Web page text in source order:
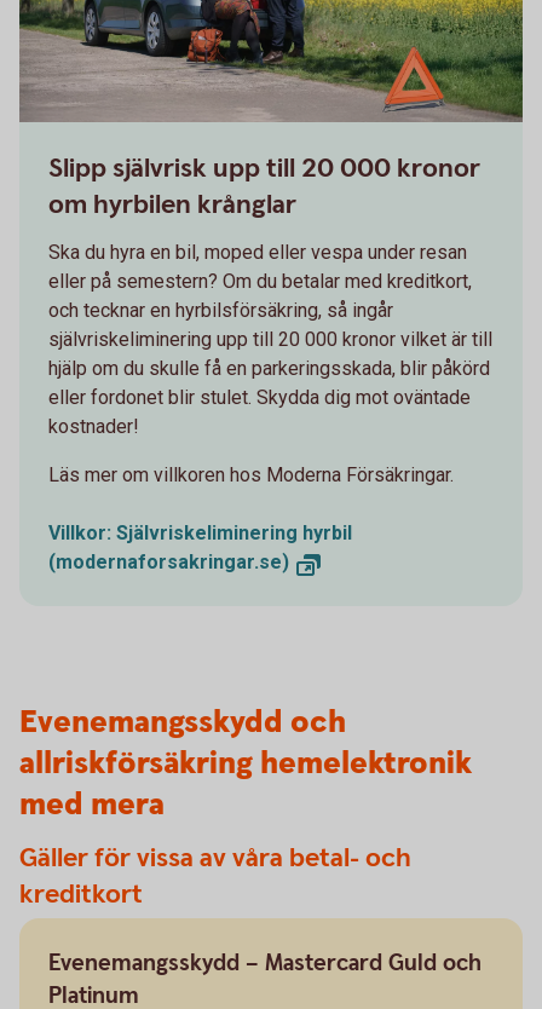
Slipp självrisk upp till 20 000 kronor
om hyrbilen krånglar
Ska du hyra en bil, moped eller vespa under resan
eller på semestern? Om du betalar med kreditkort,
och tecknar en hyrbilsförsäkring, så ingår
självriskeliminering upp till 20 000 kronor vilket är till
hjälp om du skulle få en parkeringsskada, blir påkörd
eller fordonet blir stulet. Skydda dig mot oväntade
kostnader!
Läs mer om villkoren hos Moderna Försäkringar.
Villkor: Självriskeliminering hyrbil
(modernaforsakringar.se)
Evenemangsskydd och
allriskförsäkring hemelektronik
med mera
Gäller för vissa av våra betal- och
kreditkort
Evenemangsskydd – Mastercard Guld och
Platinum